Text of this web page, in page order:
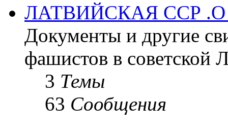
ЛАТВИЙСКАЯ ССР
Документы и другие
фашистов в советской
3 Темы
63 Сообщения